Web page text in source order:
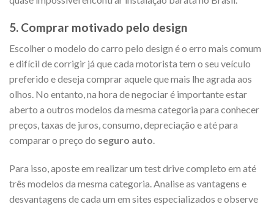
5. Comprar motivado pelo design
Escolher o modelo do carro pelo design é o erro mais comum
e difícil de corrigir já que cada motorista tem o seu veículo
preferido e deseja comprar aquele que mais lhe agrada aos
olhos. No entanto, na hora de negociar é importante estar
aberto a outros modelos da mesma categoria para conhecer
preços, taxas de juros, consumo, depreciação e até para
comparar o preço do seguro auto.
Para isso, aposte em realizar um test drive completo em até
três modelos da mesma categoria. Analise as vantagens e
desvantagens de cada um em sites especializados e observe